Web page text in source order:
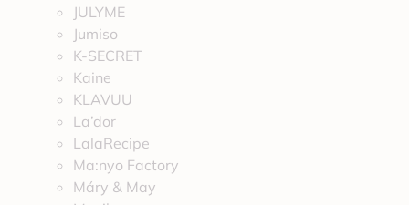
JULYME
Jumiso
K-SECRET
Kaine
KLAVUU
La’dor
LalaRecipe
Ma:nyo Factory
Máry & May